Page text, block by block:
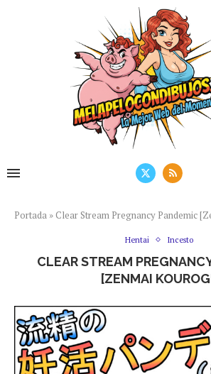
Portada » Clear Stream Pregnancy Pandemic
Hentai Incesto
CLEAR STREAM
[ZENMAI